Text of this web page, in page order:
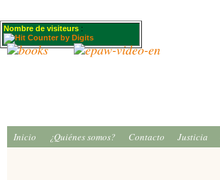
Nombre de visiteurs :
Inicio ¿Quiénes somos? Contacto Justicia